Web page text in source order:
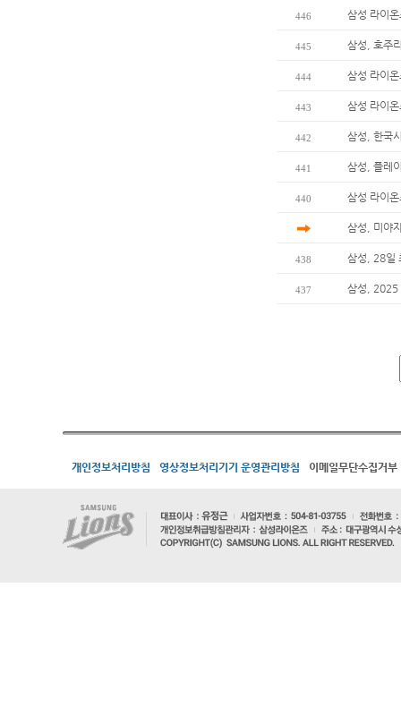
446 삼성 라이
445 삼성, 호주
444 삼성 라이
443 삼성 라이
442 삼성, 한국
441 삼성, 플레
440 삼성 라이
삼성, 미야
438 삼성, 28일
437 삼성, 2025
개인정보처리방침 영상정보처리기기 운영관리방침 이메일무단수집거부